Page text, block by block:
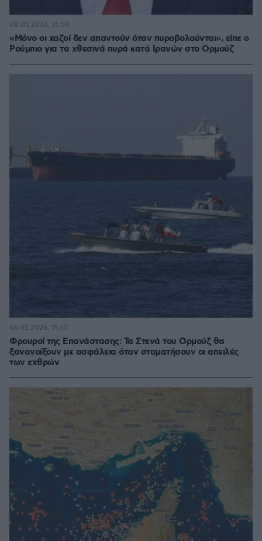
«Μόνο οι χαζοί δεν απαντούν όταν πυροβολούνται», είπε ο
Ρούμπιο για τα χθεσινά πυρά κατά Ιρανών στο Ορμούζ
08.05.2026, 15:58
Φρουροί της Επανάστασης: Τα Στενά του Ορμούζ θα
ξανανοίξουν με ασφάλεια όταν σταματήσουν οι απειλές
των εχθρών
06.05.2026, 15:10